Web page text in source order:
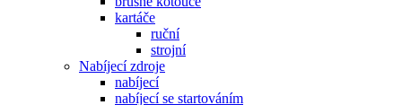
kartáče
ruční
strojní
Nabíjecí zdroje
nabíjecí
nabíjecí se startováním